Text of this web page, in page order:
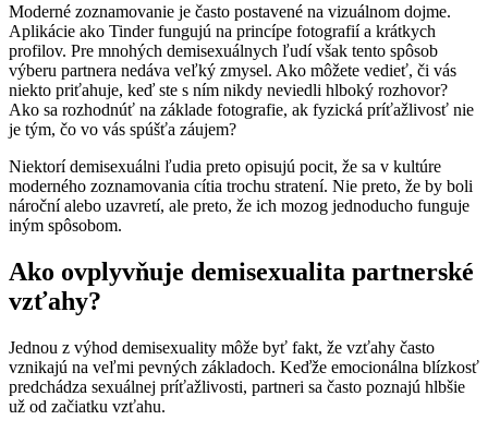
Moderné zoznamovanie je často postavené na vizuálnom dojme.
Aplikácie ako Tinder fungujú na princípe fotografií a krátkych
profilov. Pre mnohých demisexuálnych ľudí však tento spôsob
výberu partnera nedáva veľký zmysel. Ako môžete vedieť, či vás
niekto priťahuje, keď ste s ním nikdy neviedli hlboký rozhovor?
Ako sa rozhodnúť na základe fotografie, ak fyzická príťažlivosť nie
je tým, čo vo vás spúšťa záujem?
Niektorí demisexuálni ľudia preto opisujú pocit, že sa v kultúre
moderného zoznamovania cítia trochu stratení. Nie preto, že by boli
nároční alebo uzavretí, ale preto, že ich mozog jednoducho funguje
iným spôsobom.
Ako ovplyvňuje demisexualita partnerské
vzťahy?
Jednou z výhod demisexuality môže byť fakt, že vzťahy často
vznikajú na veľmi pevných základoch. Keďže emocionálna blízkosť
predchádza sexuálnej príťažlivosti, partneri sa často poznajú hlbšie
už od začiatku vzťahu.